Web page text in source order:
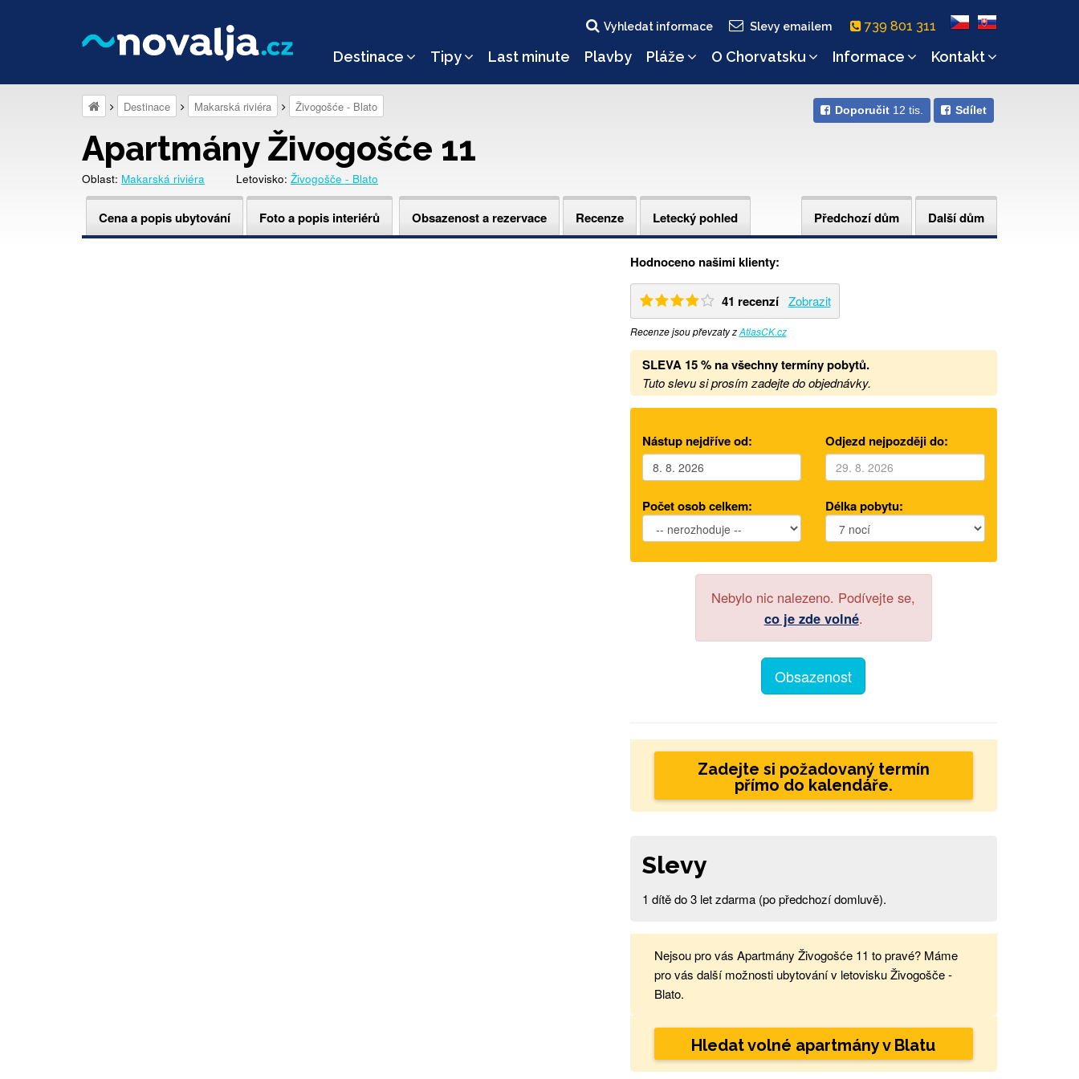
Vyhledat informace Slevy emailem 739 801 311
Destinace Tipy Last minute Plavby Pláže O Chorvatsku Informace Kontakt
Doporučit 12 tis. Sdílet
Destinace Makarská riviéra Živogošće - Blato
Apartmány Živogošće 11
Oblast: Makarská riviéra Letovisko: Živogošče - Blato
Předchozí dům Další dům
Cena a popis ubytování Foto a popis interiérů Obsazenost a rezervace Recenze Letecký pohled
Hodnoceno našimi klienty:
41 recenzí Zobrazit
Recenze jsou převzaty zAtlasCK.cz
SLEVA 15 % navšechny termíny pobytů.
Tuto slevu si prosím zadejte do objednávky.
Nástup nejdříve od: Odjezd nejpozději do:
Počet osob celkem: Délka pobytu:
Nebylo nic nalezeno. Podívejte se,
co je zde volné.
Obsazenost
Zadejte si požadovaný termín
přímo do kalendáře.
Slevy
1 dítě do 3 let zdarma (po předchozí domluvě).
Nejsou pro vás Apartmány Živogošće 11 to pravé? Máme
pro vás další možnosti ubytování v letovisku Živogošče -
Blato.
Hledat volné apartmány v Blatu